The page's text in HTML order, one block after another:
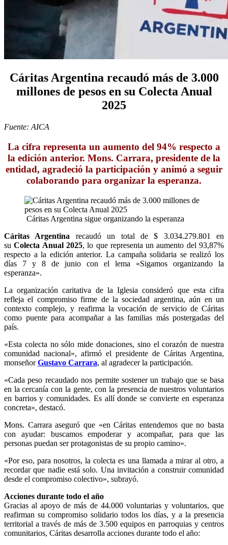
Cáritas Argentina recaudó más de 3.000
millones de pesos en su Colecta Anual
2025
Fuente: AICA
La cifra representa un aumento del 94% respecto a
la edición anterior. Mons. Carrara, presidente de la
entidad, agradeció la participación y animó a seguir
colaborando para organizar la esperanza.
Cáritas Argentina sigue organizando la esperanza
Cáritas Argentina recaudó un total de $ 3.034.279.801 en
suColecta Anual 2025, lo que representa un aumento del 93,87%
respecto a la edición anterior. La campaña solidaria se realizó los
días 7 y 8 de junio con el lema «Sigamos organizando la
esperanza».
La organización caritativa de la Iglesia consideró que esta cifra
refleja el compromiso firme de la sociedad argentina, aún en un
contexto complejo, y reafirma la vocación de servicio de Cáritas
como puente para acompañar a las familias más postergadas del
país.
«Esta colecta no sólo mide donaciones, sino el corazón de nuestra
comunidad nacional», afirmó el presidente de Cáritas Argentina,
monseñorGustavo Carrara, al agradecer la participación.
«Cada peso recaudado nos permite sostener un trabajo que se basa
en la cercanía con la gente, con la presencia de nuestros voluntarios
en barrios y comunidades. Es allí donde se convierte en esperanza
concreta», destacó.
Mons. Carrara aseguró que «en Cáritas entendemos que no basta
con ayudar: buscamos empoderar y acompañar, para que las
personas puedan ser protagonistas de su propio camino».
«Por eso, para nosotros, la colecta es una llamada a mirar al otro, a
recordar que nadie está solo. Una invitación a construir comunidad
desde el compromiso colectivo», subrayó.
Acciones durante todo el año
Gracias al apoyo de más de 44.000 voluntarias y voluntarios, que
reafirman su compromiso solidario todos los días, y a la presencia
territorial a través de más de 3.500 equipos en parroquias y centros
comunitarios, Cáritas desarrolla acciones durante todo el año: